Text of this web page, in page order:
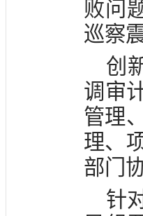
败问
巡察
创
调审
管理
理、
部门
针